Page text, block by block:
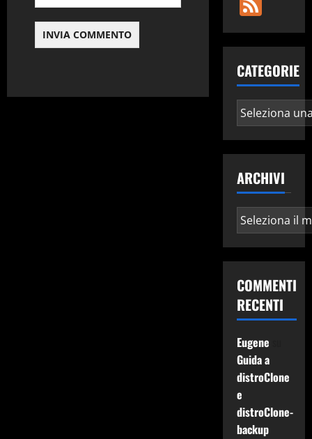
CATEGORIE
Categorie
ARCHIVI
Archivi
COMMENTI
RECENTI
Eugene
Guida a
distroClone
e
distroClone-
backup